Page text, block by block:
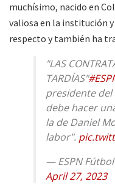
muchísimo, nacido en
valiosa en la institución
respecto y también ha
"LAS
TARDÍAS"
presidente del
debe hacer
la de Daniel
labor".
— ESPN Fútbol
April 27, 2023